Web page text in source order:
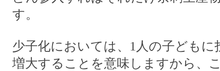
す。
少子化においては、1人の子どもに
増大することを意味しますから、